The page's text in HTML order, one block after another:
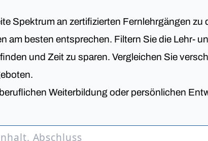
Spektrum an zertifizierten Fernlehrgängen
am besten entsprechen. Filtern Sie die Lehr-
und Zeit zu sparen. Vergleichen Sie
Weiterbildung oder persönlichen